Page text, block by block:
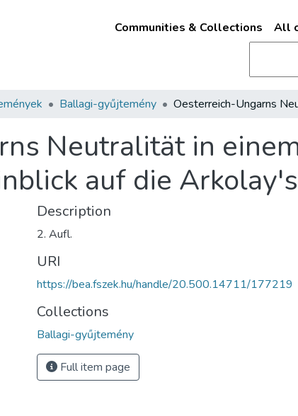
Communities & Collections All
Ballagi-gyűjtemény
Neutralität in
auf die
Description
2. Aufl.
URI
https://bea.fszek.hu/handle/20.500.14711/177219
Collections
Ballagi-gyűjtemény
Full item page